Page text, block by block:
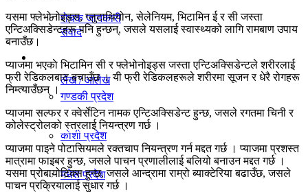
रोचक जानकारी
प्रदेश
गण्डकी प्रदेश
काेशी प्रदेश
मधेस प्रदेश
संवाद
लेख / आलेख
खेलकुद समाचार
विविध
यसमा फ्लेभोनोइड्स, ग्लुटाथियोन, सेलेनियम, भिटामिन ई र सी जस्ता
एन्टिअक्सिडेन्टहरू पनि हुन्छन्, जसले यसलाई स्वास्थ्यको लागि रामबाण उपाय
बनाउँछ।
प्याजमा भएकाे भिटामिन सी र फ्लेभोनोइड्स जस्ता एन्टिअक्सिडेन्टले शरीरलाई
फ्री रेडिकलबाट बचाउँछ । यी फ्री रेडिकलहरूले शरीरमा सूजन र धेरै रोगहरू
निम्त्याउँछन् ।
प्याजमा सल्फर र क्वेर्सेटिन नामक एन्टिअक्सिडेन्ट हुन्छ, जसले रगतमा चिनी र
कोलेस्ट्रोलको स्तरलाई नियन्त्रण गर्छ ।
प्याजमा पाइने पोटासियमले रक्तचाप नियन्त्रण गर्न मद्दत गर्छ । प्याजमा प्रशस्त
मात्रामा फाइबर हुन्छ, जसले पाचन प्रणालीलाई बलियो बनाउन मद्दत गर्छ ।
यसमा प्रोबायोटिक्स हुन्छ, जसले आन्द्रामा राम्रो ब्याक्टेरिया बढाउँछ, जसले
पाचन प्रक्रियालाई सुधार गर्छ ।